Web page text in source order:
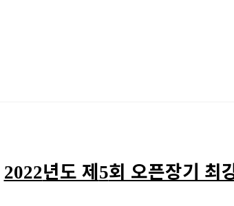
2022년도 제5회 오픈장기 최